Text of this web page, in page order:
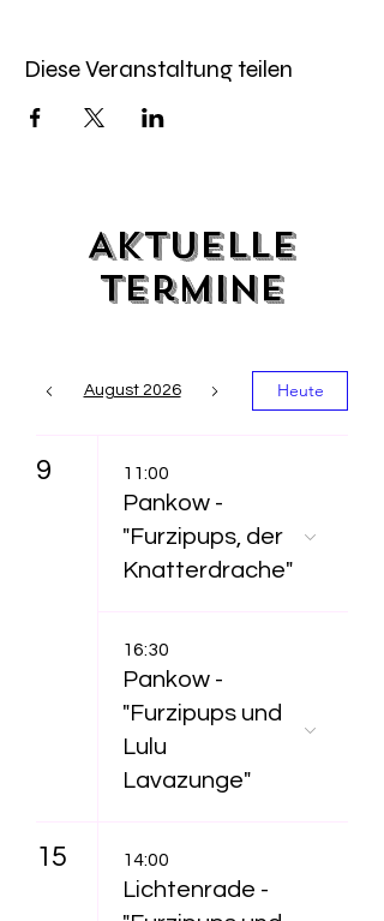
Diese Veranstaltung teilen
Aktuelle
Termine
August 2026 Heute
9 11:00
Pankow -
"Furzipups, der
Knatterdrache"
16:30
Pankow -
"Furzipups und
Lulu
Lavazunge"
15 14:00
Lichtenrade -